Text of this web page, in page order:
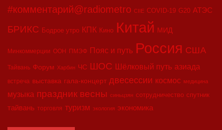
#комментарий@radiometro CIIE COVID-19 G20 АТЭС
БРИКС Бодрое утро КПК Кино Китай МИД
Минкоммерции ООН ПМЭФ Пояс и путь Россия США
Тайвань Форум Харбин ЧС ШОС Шёлковый путь азиада
встреча выставка гала-концерт двесессии космос медицина
музыка праздник весны синьцзян сотрудничество спутник
тайвань торговля туризм экология экономика